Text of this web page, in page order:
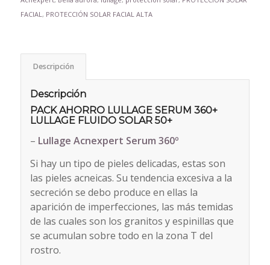
FACIAL , PROTECCIÓN SOLAR FACIAL ALTA
Descripción
Descripción
PACK AHORRO LULLAGE SERUM 360+
LULLAGE FLUIDO SOLAR 50+
– Lullage Acnexpert Serum 360º
Si hay un tipo de pieles delicadas, estas son
las pieles acneicas. Su tendencia excesiva a la
secreción se debo produce en ellas la
aparición de imperfecciones, las más temidas
de las cuales son los granitos y espinillas que
se acumulan sobre todo en la zona T del
rostro.